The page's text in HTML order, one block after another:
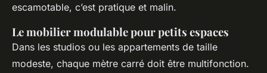
escamotable, c’est pratique et malin.
Le mobilier modulable pour petits espaces
Dans les studios ou les appartements de taille
modeste, chaque mètre carré doit être multifonction.